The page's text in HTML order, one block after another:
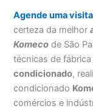
Agende uma
certeza da melhor
Komeco de São
técnicas de
condicionado,
condicionado
comércios e